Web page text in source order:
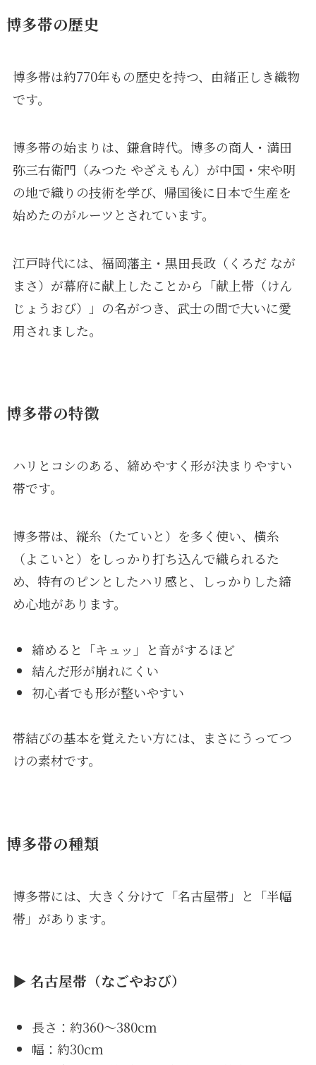
博多帯の歴史
博多帯は約770年もの歴史を持つ、由緒正しき織物
です。
博多帯の始まりは、鎌倉時代。博多の商人・満田
弥三右衛門（みつた やざえもん）が中国・宋や明
の地で織りの技術を学び、帰国後に日本で生産を
始めたのがルーツとされています。
江戸時代には、福岡藩主・黒田長政（くろだ なが
まさ）が幕府に献上したことから「献上帯（けん
じょうおび）」の名がつき、武士の間で大いに愛
用されました。
博多帯の特徴
ハリとコシのある、締めやすく形が決まりやすい
帯です。
博多帯は、縦糸（たていと）を多く使い、横糸
（よこいと）をしっかり打ち込んで織られるた
め、特有のピンとしたハリ感と、しっかりした締
め心地があります。
締めると「キュッ」と音がするほど
結んだ形が崩れにくい
初心者でも形が整いやすい
帯結びの基本を覚えたい方には、まさにうってつ
けの素材です。
博多帯の種類
博多帯には、大きく分けて「名古屋帯」と「半幅
帯」があります。
▶ 名古屋帯（なごやおび）
長さ：約360〜380cm
幅：約30cm